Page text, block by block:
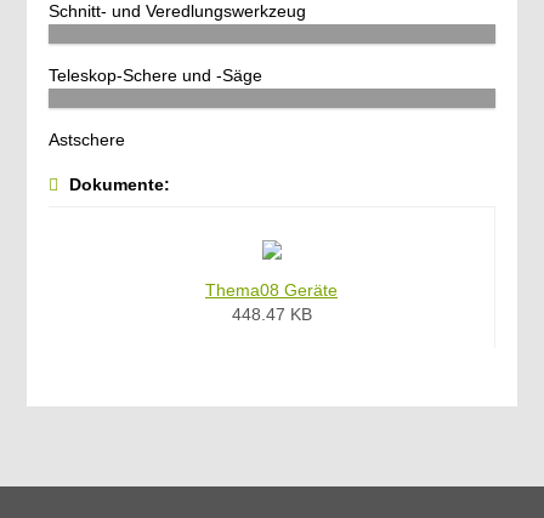
Schnitt- und Veredlungswerkzeug
Teleskop-Schere und -Säge
Astschere
Dokumente:
Thema08 Geräte
448.47 KB